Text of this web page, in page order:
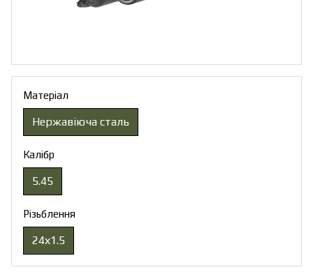
Матеріал
Нержавіюча сталь
Калібр
5.45
Різьблення
24х1.5